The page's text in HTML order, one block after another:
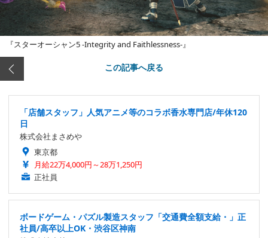
『スターオーシャン5 -Integrity and Faithlessness-』
この記事へ戻る
「店舗スタッフ」人気アニメ等のコラボ香水専門店/年休120
日
株式会社まさめや
東京都
月給22万4,000円～28万1,250円
正社員
ボードゲーム・パズル製造スタッフ「交通費全額支給・」正
社員/高卒以上OK・渋谷区神南